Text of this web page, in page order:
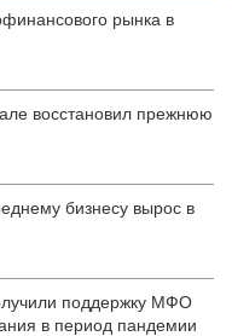
рынка в
восстановил прежнюю
бизнесу вырос в
поддержку МФО
в период пандемии